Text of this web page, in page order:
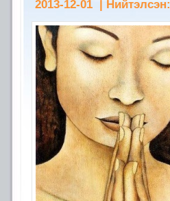
2013-12-01 | Нийтэлсэн: